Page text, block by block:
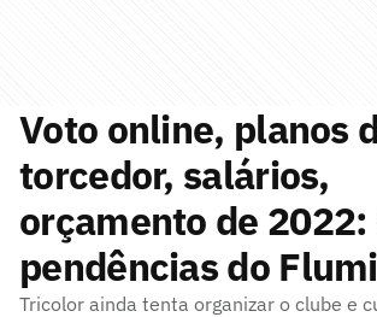
Voto online, planos
torcedor, salários,
orçamento de 2022:
pendências do
Tricolor ainda tenta organizar o clube e